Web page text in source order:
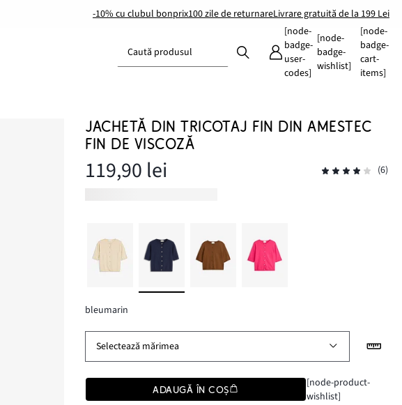
-10% cu clubul bonprix100 zile de returnareLivrare gratuită de la 199 Lei
Caută produsul
[node-
badge-
user-
codes]
[node-
badge-
wishlist]
[node-
badge-
cart-
items]
JACHETĂ DIN TRICOTAJ FIN DIN AMESTEC
FIN DE VISCOZĂ
119,90 lei (6)
bleumarin
Selectează mărimea
ADAUGĂ ÎN COȘ
[node-product-
wishlist]